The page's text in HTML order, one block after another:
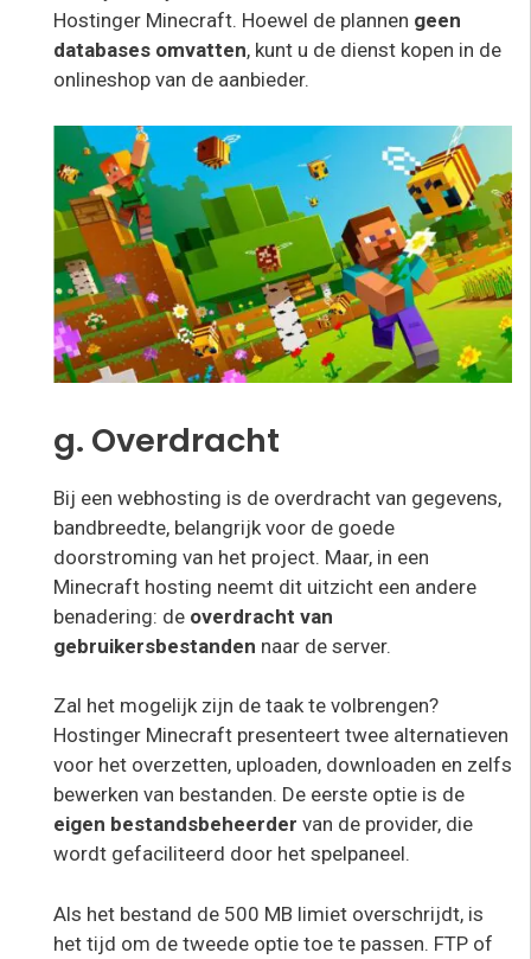
Hostinger Minecraft. Hoewel de plannen geen
databases omvatten, kunt u de dienst kopen in de
onlineshop van de aanbieder.
g. Overdracht
Bij een webhosting is de overdracht van gegevens,
bandbreedte, belangrijk voor de goede
doorstroming van het project. Maar, in een
Minecraft hosting neemt dit uitzicht een andere
benadering: de overdracht van
gebruikersbestanden naar de server.
Zal het mogelijk zijn de taak te volbrengen?
Hostinger Minecraft presenteert twee alternatieven
voor het overzetten, uploaden, downloaden en zelfs
bewerken van bestanden. De eerste optie is de
eigen bestandsbeheerder van de provider, die
wordt gefaciliteerd door het spelpaneel.
Als het bestand de 500 MB limiet overschrijdt, is
het tijd om de tweede optie toe te passen. FTP of